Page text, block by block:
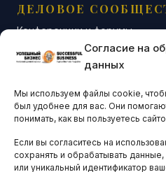
Согласие на
данных
Мы используем файлы cookie,
был удобнее для вас. Они
понимать, как вы пользуетесь
Если вы согласитесь на
сохранять и обрабатывать
или уникальный идентификатор
ДЕЛОВОЕ
Конференции и форумы
Бизнес-клубы и ассоциации
Остальные новости
АНАЛИТИКА И
ARTICLES IN